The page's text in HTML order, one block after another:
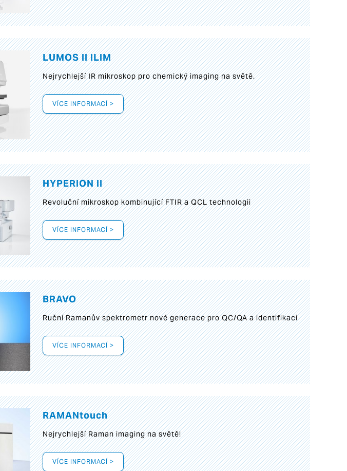
LUMOS II ILIM
Nejrychlejší IR mikroskop pro chemický imaging na světě.
VÍCE INFORMACÍ >
HYPERION II
Revoluční mikroskop kombinující FTIR a QCL technologii
VÍCE INFORMACÍ >
BRAVO
Ruční Ramanův spektrometr nové generace pro QC/QA a identifikaci
VÍCE INFORMACÍ >
RAMANtouch
Nejrychlejší Raman imaging na světě!
VÍCE INFORMACÍ >